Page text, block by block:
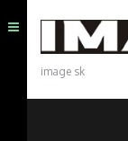
image sk